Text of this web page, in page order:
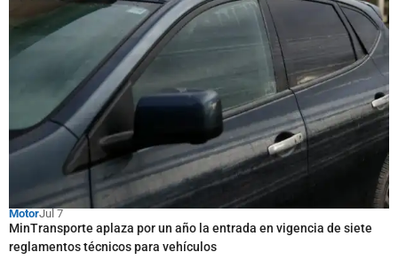
MotorJul 7
MinTransporte aplaza por un año la entrada en vigencia de siete
reglamentos técnicos para vehículos